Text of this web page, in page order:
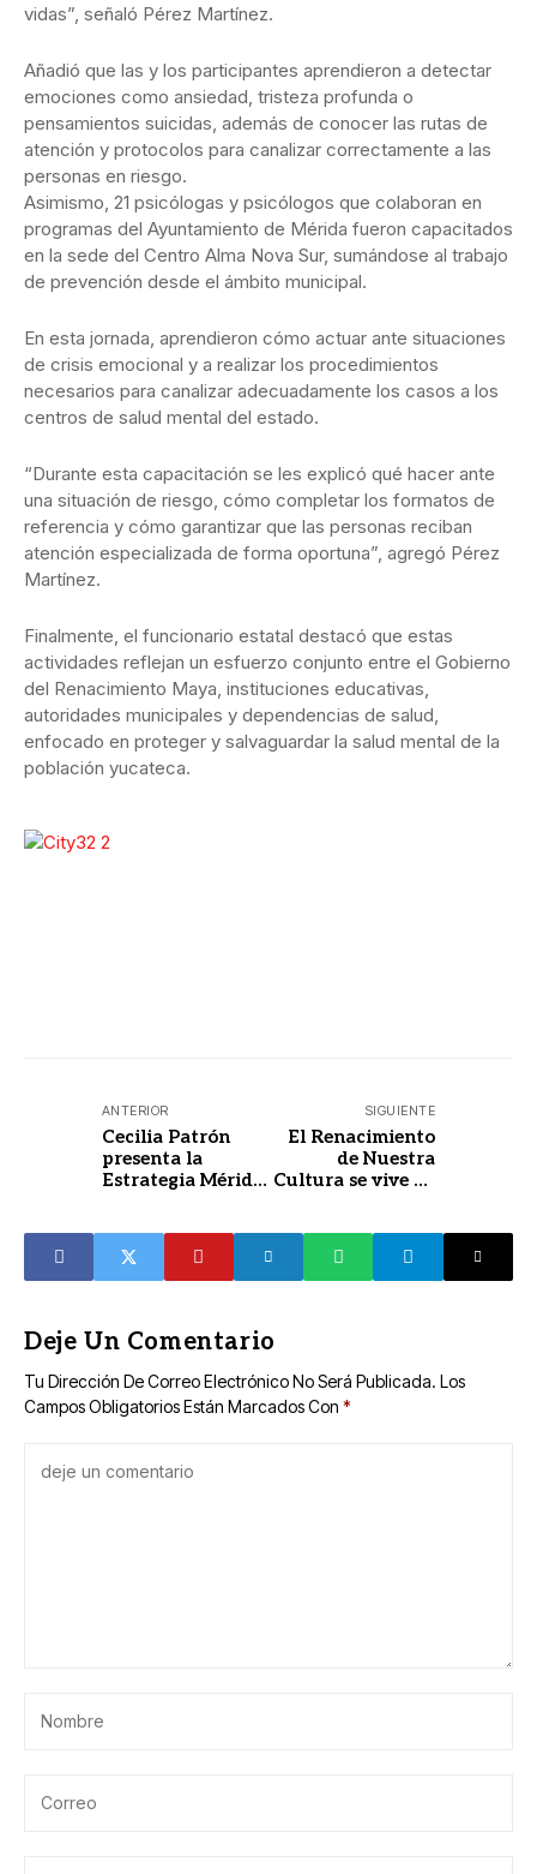
vidas”, señaló Pérez Martínez.
Añadió que las y los participantes aprendieron a detectar
emociones como ansiedad, tristeza profunda o
pensamientos suicidas, además de conocer las rutas de
atención y protocolos para canalizar correctamente a las
personas en riesgo.
Asimismo, 21 psicólogas y psicólogos que colaboran en
programas del Ayuntamiento de Mérida fueron capacitados
en la sede del Centro Alma Nova Sur, sumándose al trabajo
de prevención desde el ámbito municipal.
En esta jornada, aprendieron cómo actuar ante situaciones
de crisis emocional y a realizar los procedimientos
necesarios para canalizar adecuadamente los casos a los
centros de salud mental del estado.
“Durante esta capacitación se les explicó qué hacer ante
una situación de riesgo, cómo completar los formatos de
referencia y cómo garantizar que las personas reciban
atención especializada de forma oportuna”, agregó Pérez
Martínez.
Finalmente, el funcionario estatal destacó que estas
actividades reflejan un esfuerzo conjunto entre el Gobierno
del Renacimiento Maya, instituciones educativas,
autoridades municipales y dependencias de salud,
enfocado en proteger y salvaguardar la salud mental de la
población yucateca.
ANTERIOR
Cecilia Patrón
presenta la
Estrategia Mérida
sostenible y con
justicia social.
SIGUIENTE
El Renacimiento
de Nuestra
Cultura se vive en
2025
Deje Un Comentario
Tu Dirección De Correo Electrónico No Será Publicada. Los
Campos Obligatorios Están Marcados Con *